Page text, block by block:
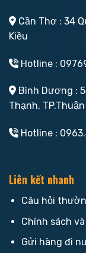
Cần Thơ : 34
Kiều
Hotline :
Bình Dương :
Thạnh,
Hotline :
Liên kết nhanh
Câu hỏi
Chính sách
Gửi hàng đi